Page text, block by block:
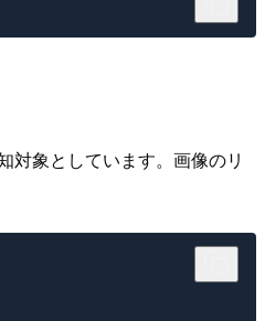
対象としています。画像のリ